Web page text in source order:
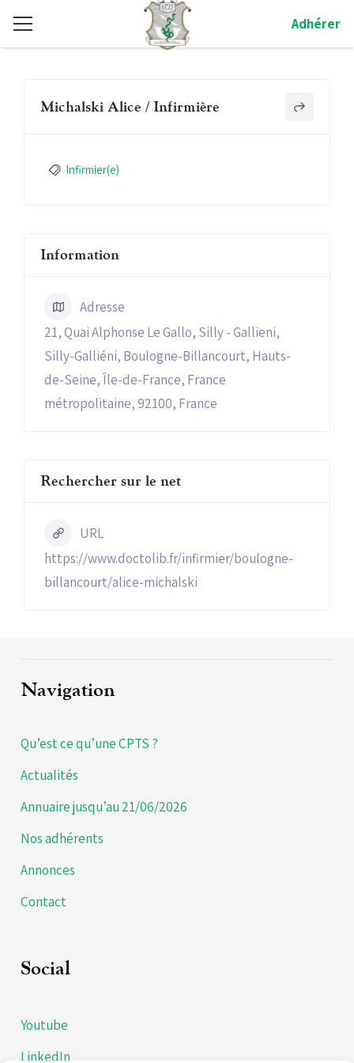
Adhérer
Michalski Alice / Infirmière
Infirmier(e)
Information
Adresse
21, Quai Alphonse Le Gallo, Silly - Gallieni,
Silly-Galliéni, Boulogne-Billancourt, Hauts-
de-Seine, Île-de-France, France
métropolitaine, 92100, France
Rechercher sur le net
URL
https://www.doctolib.fr/infirmier/boulogne-
billancourt/alice-michalski
Navigation
Qu’est ce qu’une CPTS ?
Actualités
Annuaire jusqu’au 21/06/2026
Nos adhérents
Annonces
Contact
Social
Youtube
LinkedIn